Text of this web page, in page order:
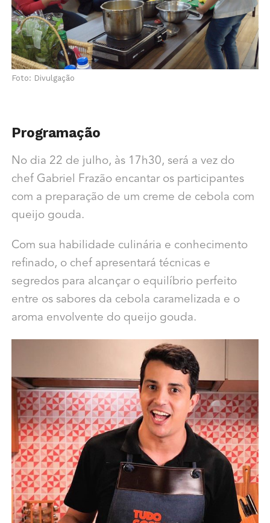
Foto: Divulgação
Programação
No dia 22 de julho, às 17h30, será a vez do
chef Gabriel Frazão encantar os participantes
com a preparação de um creme de cebola com
queijo gouda.
Com sua habilidade culinária e conhecimento
refinado, o chef apresentará técnicas e
segredos para alcançar o equilíbrio perfeito
entre os sabores da cebola caramelizada e o
aroma envolvente do queijo gouda.